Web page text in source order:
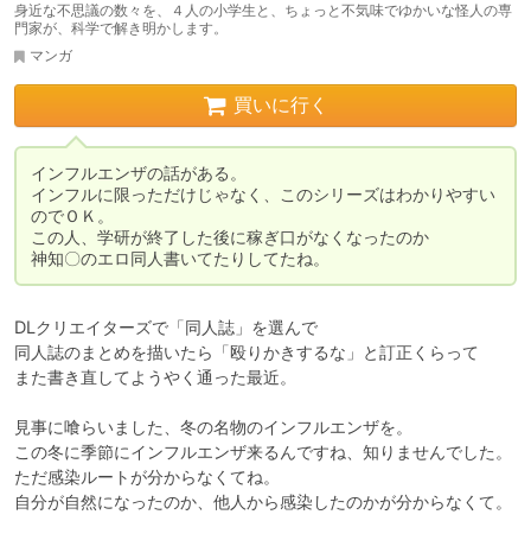
身近な不思議の数々を、４人の小学生と、ちょっと不気味でゆかいな怪人の専
門家が、科学で解き明かします。
マンガ
買いに行く
インフルエンザの話がある。
インフルに限っただけじゃなく、このシリーズはわかりやすい
のでＯＫ。
この人、学研が終了した後に稼ぎ口がなくなったのか
神知〇のエロ同人書いてたりしてたね。
DLクリエイターズで「同人誌」を選んで
同人誌のまとめを描いたら「殴りかきするな」と訂正くらって
また書き直してようやく通った最近。
見事に喰らいました、冬の名物のインフルエンザを。
この冬に季節にインフルエンザ来るんですね、知りませんでした。
ただ感染ルートが分からなくてね。
自分が自然になったのか、他人から感染したのかが分からなくて。